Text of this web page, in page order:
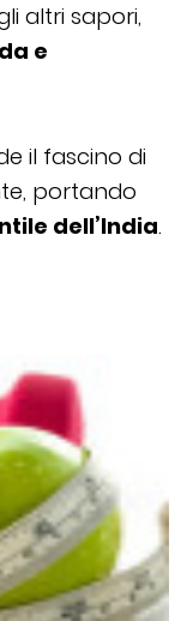
altri sapori,
e
il fascino di
portando
dell’India.